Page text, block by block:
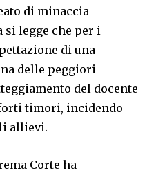
di minaccia
si legge che per i
di una
delle peggiori
del docente
timori, incidendo
allievi.
Corte ha